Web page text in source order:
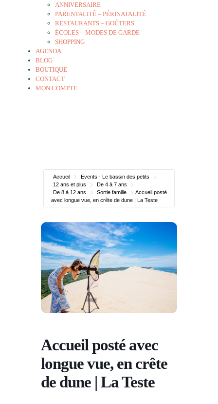
ANNIVERSAIRE
PARENTALITÉ – PÉRINATALITÉ
RESTAURANTS – GOÛTERS
ÉCOLES – MODES DE GARDE
SHOPPING
AGENDA
BLOG
BOUTIQUE
CONTACT
MON COMPTE
Accueil
Events - Le bassin des petits
12 ans et plus
De 4 à 7 ans
De 8 à 12 ans
Sortie famille
Accueil posté
avec longue vue, en crête de dune | La Teste
Accueil posté avec
longue vue, en crête
de dune | La Teste